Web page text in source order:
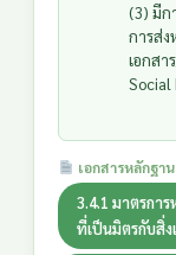
(3) มีก
การส่ง
เอกสา
Social
เอกสารหลักฐา
3.4.1 มาตรกา
ที่เป็นมิตรกับสิ่